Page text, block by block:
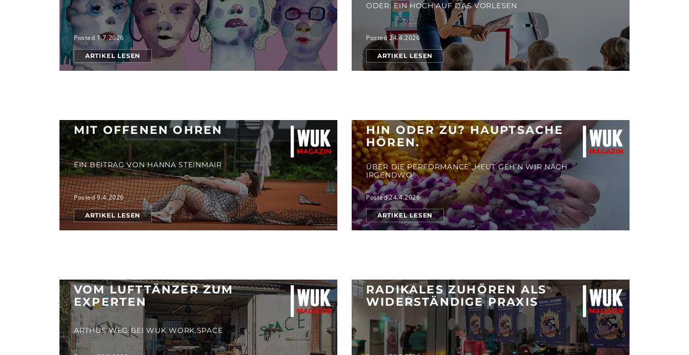
ARTIKEL LESEN
Posted 1.7.2026
ARTIKEL LESEN
MIT OFFENEN OHREN
EIN BEITRAG VON HANNA STEINMAIR
Posted 9.4.2026
VOM LUFTTÄNZER ZUM
EXPERTEN
ARTHUS WEG BEI WUK WORK.SPACE
ARTIKEL LESEN
ODER: EIN HOCH AUF DAS VORLESEN
Posted 24.4.2026
ARTIKEL LESEN
HIN ODER ZU? HAUPTSACHE
HÖREN.
ÜBER DIE PERFORMANCE „HEUT GEH’N WIR NACH
IRGENDWO“
Posted 24.4.2026
RADIKALES ZUHÖREN ALS
WIDERSTÄNDIGE PRAXIS